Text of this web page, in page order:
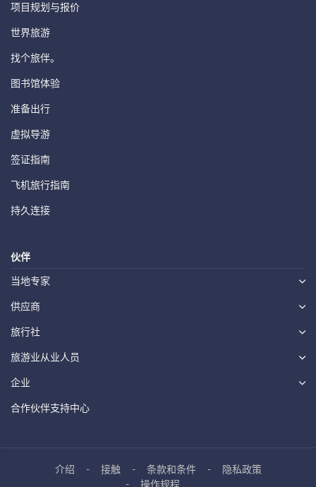
项目规划与报价
世界旅游
找个旅伴。
图书馆体验
准备出行
虚拟导游
签证指南
飞机旅行指南
持久连接
伙伴
当地专家
供应商
旅行社
旅游业从业人员
企业
合作伙伴支持中心
介绍 接触 条款和条件
隐私政策
操作规程